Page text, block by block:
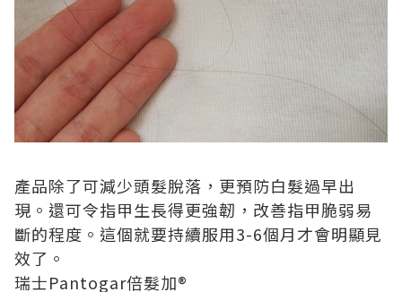
產品除了可減少頭髮脫落，更預防白髮過早出
現。還可令指甲生長得更強韌，改善指甲脆弱易
斷的程度。這個就要持續服用3-6個月才會明顯見
效了。
瑞士Pantogar倍髮加®